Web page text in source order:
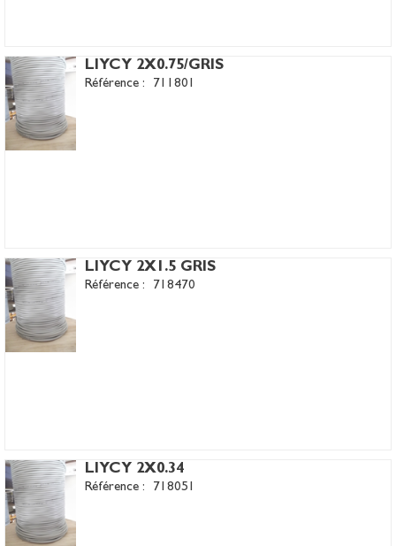
LIYCY 2X0.75/GRIS
Référence : 711801
LIYCY 2X1.5 GRIS
Référence : 718470
LIYCY 2X0.34
Référence : 718051